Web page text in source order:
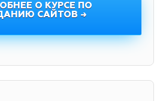
О КУРСЕ ПО
САЙТОВ →